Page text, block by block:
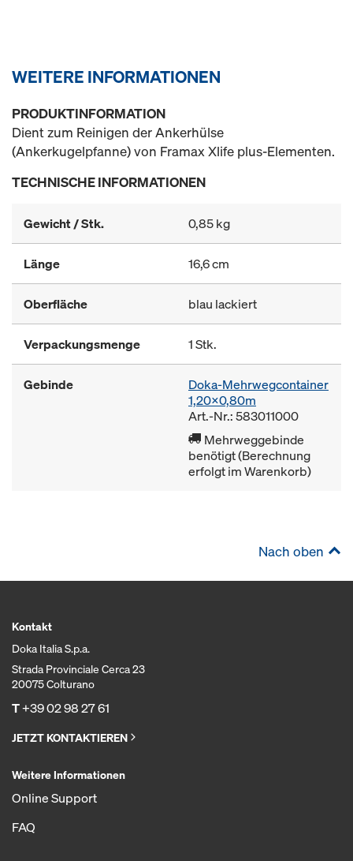
WEITERE INFORMATIONEN
PRODUKTINFORMATION
Dient zum Reinigen der Ankerhülse
(Ankerkugelpfanne) von Framax Xlife plus-Elementen.
TECHNISCHE INFORMATIONEN
Gewicht / Stk. 0,85 kg
Länge 16,6 cm
Oberfläche blau lackiert
Verpackungsmenge 1 Stk.
Gebinde
Doka-Mehrwegcontainer
1,20x0,80m
Art.-Nr.: 583011000
Mehrweggebinde
benötigt (Berechnung
erfolgt im Warenkorb)
Nach oben
Kontakt
Doka Italia S.p.a.
Strada Provinciale Cerca 23
20075 Colturano
T+39 02 98 27 61
JETZT KONTAKTIEREN
Weitere Informationen
Online Support
FAQ